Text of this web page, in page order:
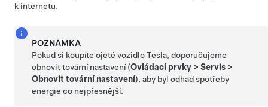
k internetu.
POZNÁMKA
Pokud si koupíte ojeté vozidlo Tesla, doporučujeme
obnovit tovární nastavení (Ovládací prvky >Servis >
Obnovit tovární nastavení), aby byl odhad spotřeby
energie co nejpřesnější.